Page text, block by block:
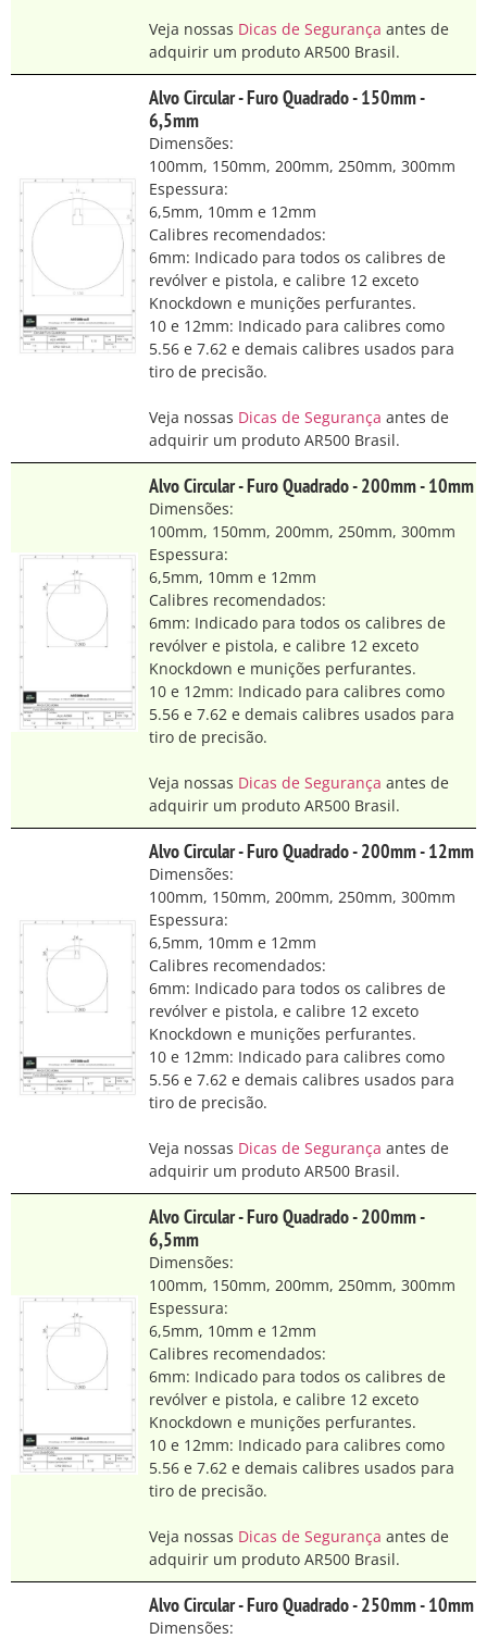
Veja nossas Dicas de Segurança antes de
adquirir um produto AR500 Brasil.
Alvo Circular - Furo Quadrado - 150mm -
6,5mm
Dimensões:
100mm, 150mm, 200mm, 250mm, 300mm
Espessura:
6,5mm, 10mm e 12mm
Calibres recomendados:
6mm: Indicado para todos os calibres de
revólver e pistola, e calibre 12 exceto
Knockdown e munições perfurantes.
10 e 12mm: Indicado para calibres como
5.56 e 7.62 e demais calibres usados para
tiro de precisão.
Veja nossas Dicas de Segurança antes de
adquirir um produto AR500 Brasil.
Alvo Circular - Furo Quadrado - 200mm - 10mm
Dimensões:
100mm, 150mm, 200mm, 250mm, 300mm
Espessura:
6,5mm, 10mm e 12mm
Calibres recomendados:
6mm: Indicado para todos os calibres de
revólver e pistola, e calibre 12 exceto
Knockdown e munições perfurantes.
10 e 12mm: Indicado para calibres como
5.56 e 7.62 e demais calibres usados para
tiro de precisão.
Veja nossas Dicas de Segurança antes de
adquirir um produto AR500 Brasil.
Alvo Circular - Furo Quadrado - 200mm - 12mm
Dimensões:
100mm, 150mm, 200mm, 250mm, 300mm
Espessura:
6,5mm, 10mm e 12mm
Calibres recomendados:
6mm: Indicado para todos os calibres de
revólver e pistola, e calibre 12 exceto
Knockdown e munições perfurantes.
10 e 12mm: Indicado para calibres como
5.56 e 7.62 e demais calibres usados para
tiro de precisão.
Veja nossas Dicas de Segurança antes de
adquirir um produto AR500 Brasil.
Alvo Circular - Furo Quadrado - 200mm -
6,5mm
Dimensões:
100mm, 150mm, 200mm, 250mm, 300mm
Espessura:
6,5mm, 10mm e 12mm
Calibres recomendados:
6mm: Indicado para todos os calibres de
revólver e pistola, e calibre 12 exceto
Knockdown e munições perfurantes.
10 e 12mm: Indicado para calibres como
5.56 e 7.62 e demais calibres usados para
tiro de precisão.
Veja nossas Dicas de Segurança antes de
adquirir um produto AR500 Brasil.
Alvo Circular - Furo Quadrado - 250mm - 10mm
Dimensões: